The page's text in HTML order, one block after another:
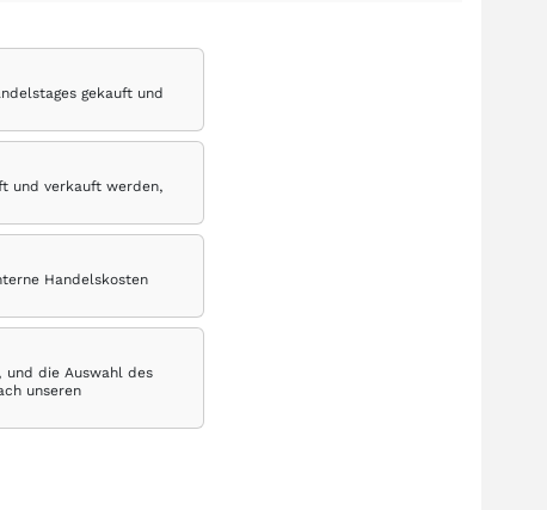
gekauft und
und verkauft werden,
Handelskosten
und die Auswahl des
unseren